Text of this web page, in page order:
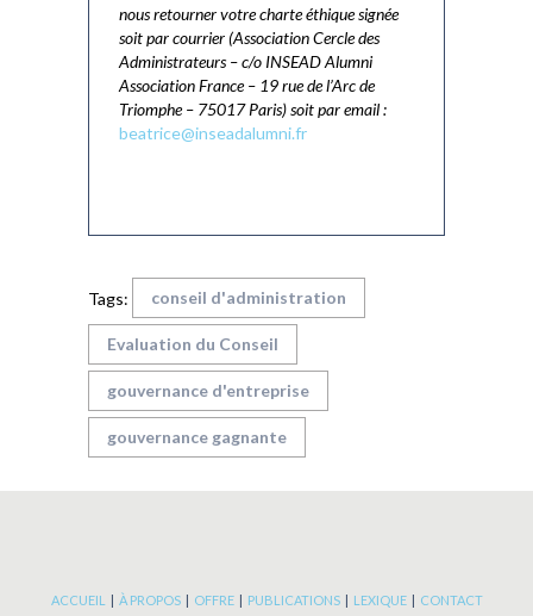
nous retourner votre charte éthique signée
soit par courrier (Association Cercle des
Administrateurs – c/o INSEAD Alumni
Association France – 19 rue de l’Arc de
Triomphe – 75017 Paris) soit par email :
beatrice@inseadalumni.fr
Tags: conseil d'administration
Evaluation du Conseil
gouvernance d'entreprise
gouvernance gagnante
ACCUEIL | À PROPOS | OFFRE | PUBLICATIONS | LEXIQUE | CONTACT